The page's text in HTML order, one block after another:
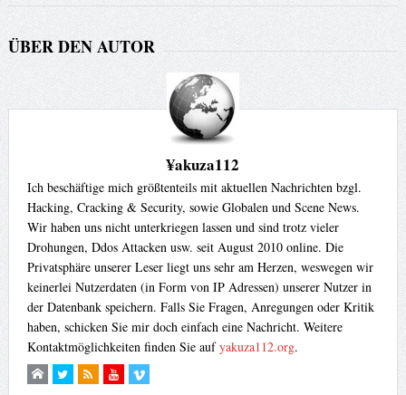
ÜBER DEN AUTOR
¥akuza112
Ich beschäftige mich größtenteils mit aktuellen Nachrichten bzgl.
Hacking, Cracking & Security, sowie Globalen und Scene News.
Wir haben uns nicht unterkriegen lassen und sind trotz vieler
Drohungen, Ddos Attacken usw. seit August 2010 online. Die
Privatsphäre unserer Leser liegt uns sehr am Herzen, weswegen wir
keinerlei Nutzerdaten (in Form von IP Adressen) unserer Nutzer in
der Datenbank speichern. Falls Sie Fragen, Anregungen oder Kritik
haben, schicken Sie mir doch einfach eine Nachricht. Weitere
Kontaktmöglichkeiten finden Sie aufyakuza112.org.